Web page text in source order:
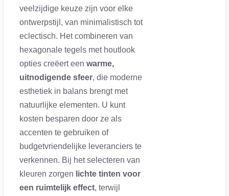
veelzijdige keuze zijn voor elke
ontwerpstijl, van minimalistisch tot
eclectisch. Het combineren van
hexagonale tegels met houtlook
opties creëert een warme,
uitnodigende sfeer, die moderne
esthetiek in balans brengt met
natuurlijke elementen. U kunt
kosten besparen door ze als
accenten te gebruiken of
budgetvriendelijke leveranciers te
verkennen. Bij het selecteren van
kleuren zorgen lichte tinten voor
een ruimtelijk effect, terwijl